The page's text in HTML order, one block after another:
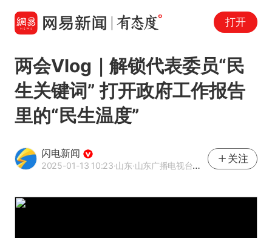
打开
两会Vlog｜解锁代表委员“民
生关键词” 打开政府工作报告
里的“民生温度”
闪电新闻
2025-01-13 10:23·山东·山东广播电视台官方APP闪电新闻
关注